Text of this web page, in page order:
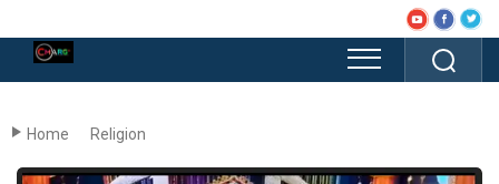
Home Religion